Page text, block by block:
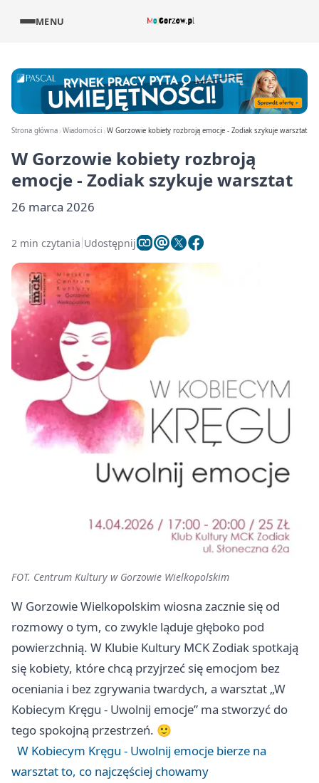
MENU
Strona główna Wiadomości W Gorzowie kobiety rozbroją emocje - Zodiak szykuje warsztat
W Gorzowie kobiety rozbroją
emocje - Zodiak szykuje warsztat
26 marca 2026
2 min czytania Udostępnij
FOT. Centrum Kultury w Gorzowie Wielkopolskim
W Gorzowie Wielkopolskim wiosna zacznie się od
rozmowy o tym, co zwykle ląduje głęboko pod
powierzchnią. W Klubie Kultury MCK Zodiak spotkają
się kobiety, które chcą przyjrzeć się emocjom bez
oceniania i bez zgrywania twardych, a warsztat „W
Kobiecym Kręgu - Uwolnij emocje” ma stworzyć do
tego spokojną przestrzeń. 🙂
W Kobiecym Kręgu - Uwolnij emocje bierze na
warsztat to, co najczęściej chowamy